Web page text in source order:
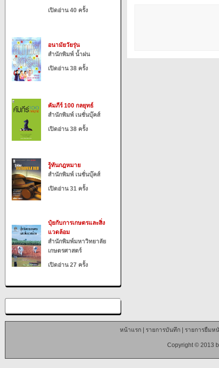
เปิดอ่าน 40 ครั้ง
อนามัยวัยรุ่น
สำนักพิมพ์ น้ำฝน
เปิดอ่าน 38 ครั้ง
คัมภีร์ 100 กลยุทธ์
สำนักพิมพ์ เนชั่นบุ๊คส์
เปิดอ่าน 38 ครั้ง
รู้ทันกฎหมาย
สำนักพิมพ์ เนชั่นบุ๊คส์
เปิดอ่าน 31 ครั้ง
ปุ๋ยกับการเกษตรและสิ่ง
แวดล้อม
สำนักพิมพ์มหาวิทยาลัย
เกษตรศาสตร์
เปิดอ่าน 27 ครั้ง
หน้าแรก| รายการบันทึก| รายการยืมห
Copyright © 2013